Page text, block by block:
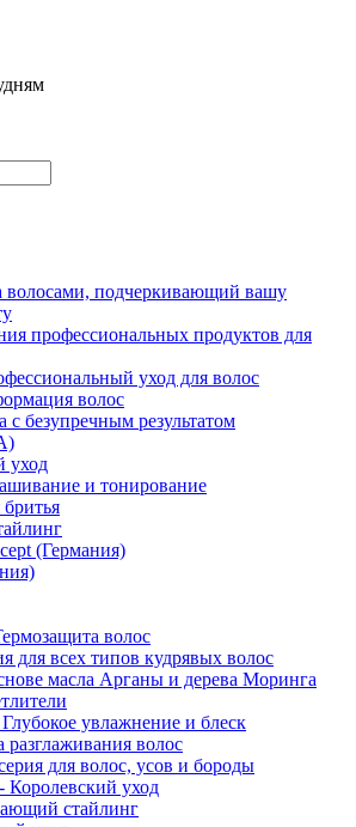
волосами, подчеркивающий вашу
профессиональных продуктов для
уход для волос
волос
с безупречным результатом
уход
и тонирование
бритья
(Германия)
волос
для всех типов кудрявых волос
масла Арганы и дерева Моринга
увлажнение и блеск
волос
для волос, усов и бороды
Королевский уход
стайлинг